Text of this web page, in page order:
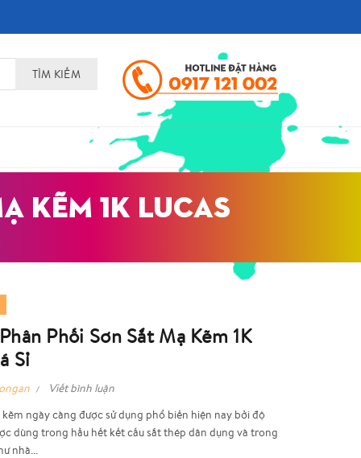
TÌM KIẾM
KẼM 1K LUCAS
Phối Sơn Sắt Mạ Kẽm 1K
Sỉ
Viết bình luận
ngày càng được sử dụng phổ biến hiện nay bởi độ
dùng trong hầu hết kết cấu sắt thép dân dụng và trong
nhà...